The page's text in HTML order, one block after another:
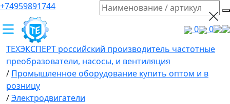
+74959891744
0
0
ТЕХЭКСПЕРТ российский производитель частотные
преобразователи, насосы, и вентиляция
/ Промышленное оборудование купить оптом и в
розницу
/Электродвигатели